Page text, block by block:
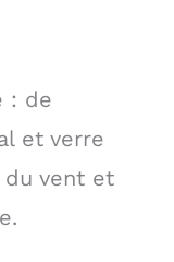
: de
et verre
vent et